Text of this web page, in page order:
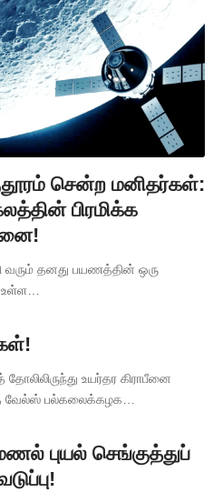
சென்ற மனிதர்கள்:
பிரமிக்க
வரும் தனது பயணத்தின் ஒரு
உயர்தர கிராபீனை
வேல்ஸ் பல்கலைக்கழக…
புயல் செங்குத்துப்